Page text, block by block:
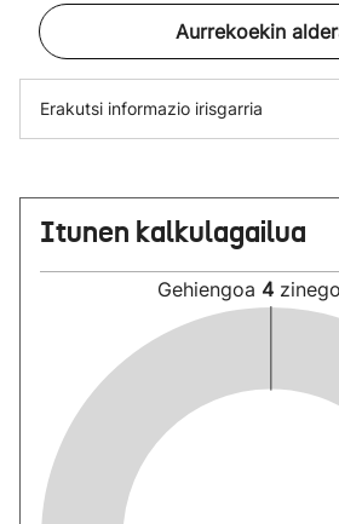
Aurrekoekin
Erakutsi informazio irisgarria
Itunen kalkulagailua
Gehiengoa 4